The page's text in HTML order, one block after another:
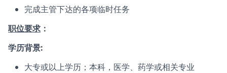
完成主管下达的各项临时任务
职位要求 ：
学历背景:
大专或以上学历；本科，医学、药学或相关专业